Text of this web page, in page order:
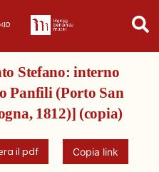
Stefano: interno
Panfili (Porto San
1812)] (copia)
il pdf Copia link